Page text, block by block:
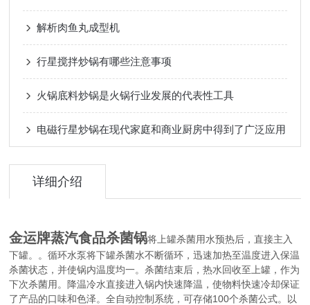
解析肉鱼丸成型机
行星搅拌炒锅有哪些注意事项
火锅底料炒锅是火锅行业发展的代表性工具
电磁行星炒锅在现代家庭和商业厨房中得到了广泛应用
详细介绍
金运牌蒸汽食品杀菌锅将上罐杀菌用水预热后，直接主入
下罐。。循环水泵将下罐杀菌水不断循环，迅速加热至温度进入保温
杀菌状态，并使锅内温度均一。杀菌结束后，热水回收至上罐，作为
下次杀菌用。降温冷水直接进入锅内快速降温，使物料快速冷却保证
了产品的口味和色泽。全自动控制系统，可存储100个杀菌公式。以